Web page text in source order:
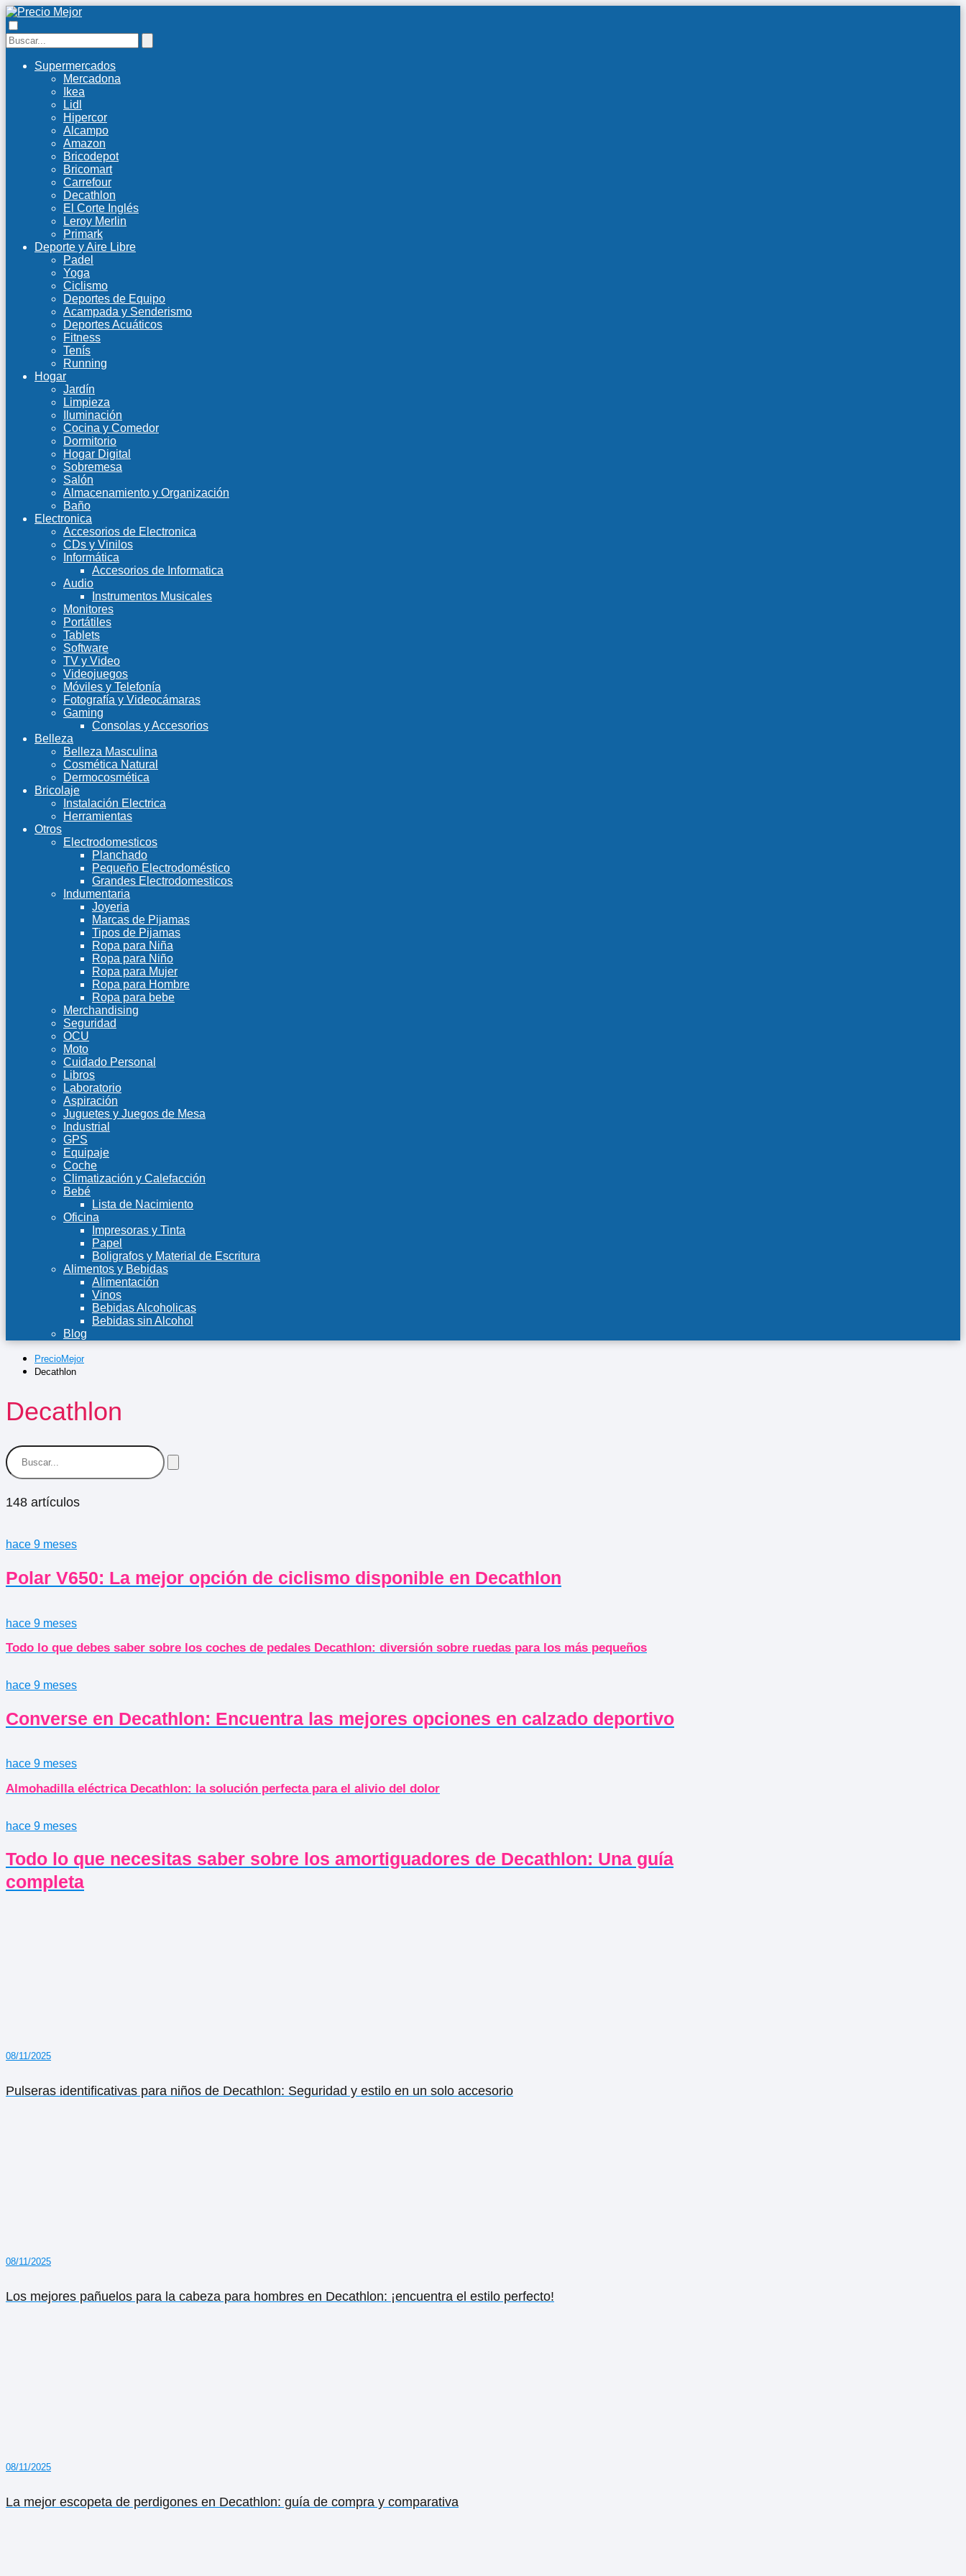
Supermercados
Mercadona
Ikea
Lidl
Hipercor
Alcampo
Amazon
Bricodepot
Bricomart
Carrefour
Decathlon
El Corte Inglés
Leroy Merlin
Primark
Deporte y Aire Libre
Padel
Yoga
Ciclismo
Deportes de Equipo
Acampada y Senderismo
Deportes Acuáticos
Fitness
Tenís
Running
Hogar
Jardín
Limpieza
Iluminación
Cocina y Comedor
Dormitorio
Hogar Digital
Sobremesa
Salón
Almacenamiento y Organización
Baño
Electronica
Accesorios de Electronica
CDs y Vinilos
Informática
Accesorios de Informatica
Audio
Instrumentos Musicales
Monitores
Portátiles
Tablets
Software
TV y Video
Videojuegos
Móviles y Telefonía
Fotografía y Videocámaras
Gaming
Consolas y Accesorios
Belleza
Belleza Masculina
Cosmética Natural
Dermocosmética
Bricolaje
Instalación Electrica
Herramientas
Otros
Electrodomesticos
Planchado
Pequeño Electrodoméstico
Grandes Electrodomesticos
Indumentaria
Joyeria
Marcas de Pijamas
Tipos de Pijamas
Ropa para Niña
Ropa para Niño
Ropa para Mujer
Ropa para Hombre
Ropa para bebe
Merchandising
Seguridad
OCU
Moto
Cuidado Personal
Libros
Laboratorio
Aspiración
Juguetes y Juegos de Mesa
Industrial
GPS
Equipaje
Coche
Climatización y Calefacción
Bebé
Lista de Nacimiento
Oficina
Impresoras y Tinta
Papel
Boligrafos y Material de Escritura
Alimentos y Bebidas
Alimentación
Vinos
Bebidas Alcoholicas
Bebidas sin Alcohol
Blog
PrecioMejor
Decathlon
Decathlon
148 artículos
hace 9 meses
Polar V650: La mejor opción de ciclismo disponible en Decathlon
hace 9 meses
Todo lo que debes saber sobre los coches de pedales Decathlon: diversión sobre ruedas para los más pequeños
hace 9 meses
Converse en Decathlon: Encuentra las mejores opciones en calzado deportivo
hace 9 meses
Almohadilla eléctrica Decathlon: la solución perfecta para el alivio del dolor
hace 9 meses
Todo lo que necesitas saber sobre los amortiguadores de Decathlon: Una guía
completa
08/11/2025
Pulseras identificativas para niños de Decathlon: Seguridad y estilo en un solo accesorio
08/11/2025
Los mejores pañuelos para la cabeza para hombres en Decathlon: ¡encuentra el estilo perfecto!
08/11/2025
La mejor escopeta de perdigones en Decathlon: guía de compra y comparativa